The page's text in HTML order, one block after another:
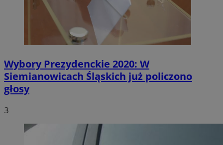
Wybory Prezydenckie 2020: W
Siemianowicach Śląskich już policzono
głosy
3